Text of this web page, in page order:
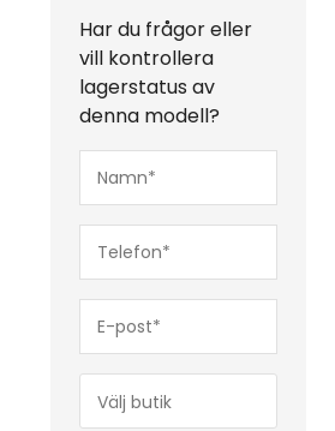
Har du frågor eller
vill kontrollera
lagerstatus av
denna modell?
post*
(Obligatoriskt)
(Obligatoriskt)